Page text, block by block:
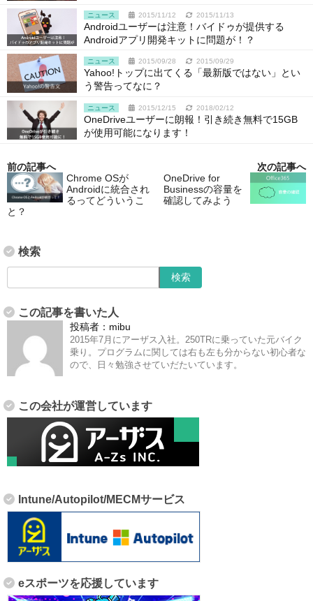
ニュース 2015/11/12 2015/11/13
Androidユーザーは注意！バイドゥが提供する
Androidアプリ開発キットに問題が！？
ニュース 2015/09/28 2015/09/29
Yahoo!トップに出てくる「最新版ではない」とい
う警告ってなに？
ニュース 2015/12/15 2018/02/12
OneDriveユーザーに朗報！引き続き無料で15GB
が使用可能になります！
前の記事へ
Chrome OSが
Androidに統合され
るってどういうこ
と？
次の記事へ
OneDrive for
Businessの容量を
確認してみよう
検索
この記事を書いた人
投稿者： mibu
2015年7月にアーザス入社。250TRに乗っていた元バイク
乗り。プログラムに関しては右も左も分からない初心者な
ので、日々勉強させていだたいています。
この会社が運営しています
Intune/Autopilot/MECMサービス
eスポーツを応援しています